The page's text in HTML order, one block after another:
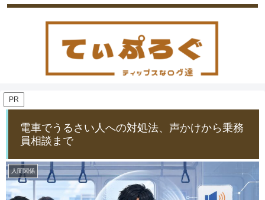
PR
電車でうるさい人への対処法、声かけから乗務
員相談まで
人間関係